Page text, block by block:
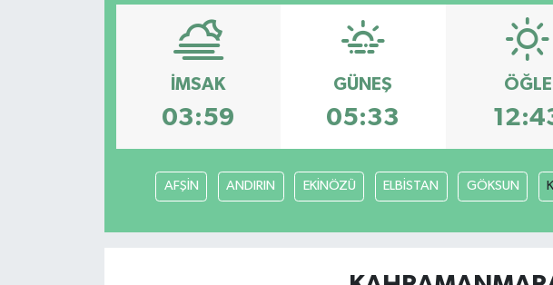
İMSAK
03:59
GÜNEŞ
05:33
ÖĞLE
AFŞİN ANDIRIN EKİNÖZÜ ELBİSTAN GÖKSUN